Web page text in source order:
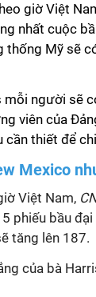
giờ Việt
nhất cuộc
thống Mỹ sẽ
mỗi người sẽ
viên của
thiết để
Mexico
Việt Nam,
phiếu bầu
tăng lên 187.
của bà